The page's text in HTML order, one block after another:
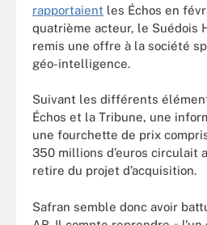
rapportaient les Échos en
quatrième acteur, le Suédois
remis une offre à la société
géo-intelligence.
Suivant les différents
Échos et la Tribune, une
une fourchette de prix
350 millions d’euros circulait
retire du projet d’acquisition.
Safran semble donc avoir